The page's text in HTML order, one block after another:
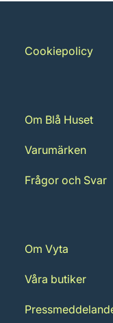
Cookiepolicy
Om Blå Huset
Varumärken
Frågor och Svar
Om Vyta
Våra butiker